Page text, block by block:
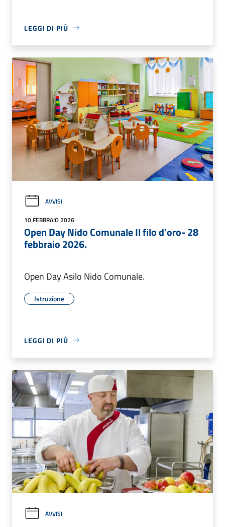
LEGGI DI PIÙ
AVVISI
10 FEBBRAIO 2026
Open Day Nido Comunale Il filo d'oro- 28
febbraio 2026.
Open Day Asilo Nido Comunale.
Istruzione
LEGGI DI PIÙ
AVVISI